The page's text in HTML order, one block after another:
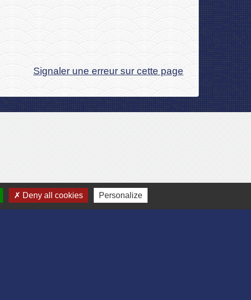
Signaler une erreur sur cette page
Deny all cookies Personalize